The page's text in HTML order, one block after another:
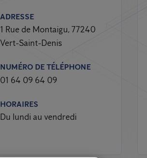
ADRESSE
1 Rue de Montaigu, 77240
Vert-Saint-Denis
NUMÉRO DE TÉLÉPHONE
01 64 09 64 09
HORAIRES
Du lundi au vendredi